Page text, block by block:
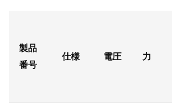
製品
番号
仕様 電圧 力